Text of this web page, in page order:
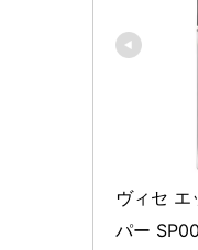
ヴィセ エ
パー